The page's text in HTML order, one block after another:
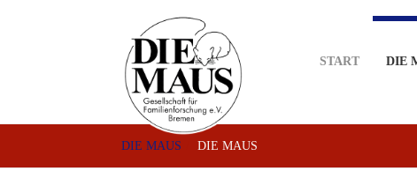
START DIE
DIE MAUS DIE MAUS